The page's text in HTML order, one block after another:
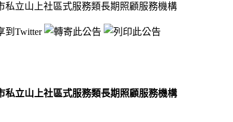
立山上社區式服務類長期照顧服務機構
私立山上社區式服務類長期照顧服務機構